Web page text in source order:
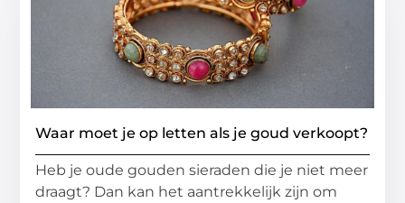
Waar moet je op letten als je goud verkoopt?
Heb je oude gouden sieraden die je niet meer
draagt? Dan kan het aantrekkelijk zijn om